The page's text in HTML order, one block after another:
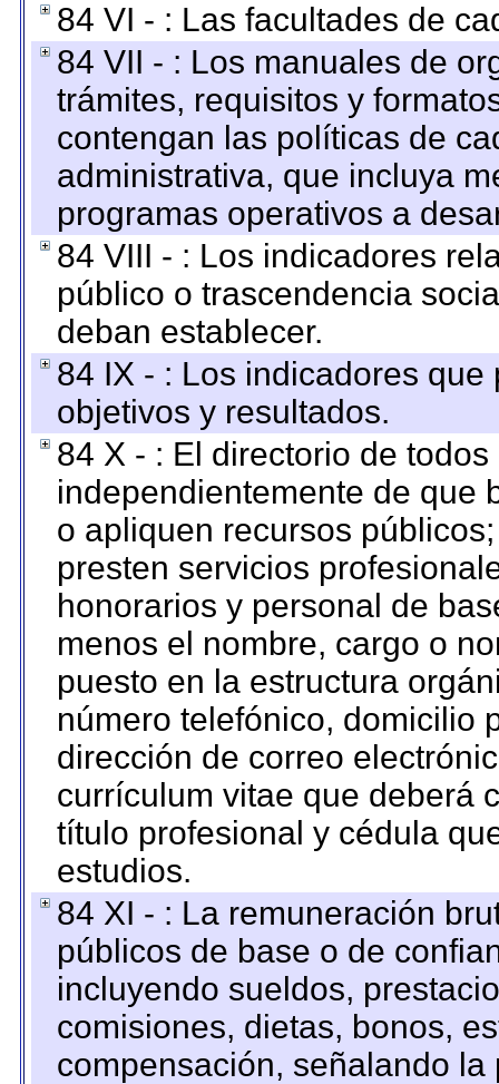
84 VI - : Las facultades de
84 VII - : Los manuales de
trámites, requisitos y
contengan las políticas de
administrativa, que incluya
programas operativos a
84 VIII - : Los indicadores
público o trascendencia
deban establecer.
84 IX - : Los indicadores
objetivos y resultados.
84 X - : El directorio de
independientemente de que
o apliquen recursos
presten servicios
honorarios y personal de
menos el nombre, cargo o
puesto en la estructura
número telefónico, domicilio
dirección de correo
currículum vitae que deberá
título profesional y cédula
estudios.
84 XI - : La remuneración
públicos de base o de
incluyendo sueldos,
comisiones, dietas, bonos,
compensación, señalando